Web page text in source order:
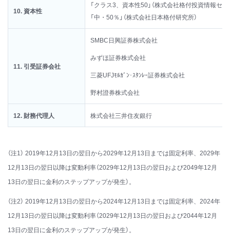
10. 資本性
「クラス3、資本性50」（株式会社格付投資情報セン
「中・50％」（株式会社日本格付研究所）
11. 引受証券会社
SMBC日興証券株式会社
みずほ証券株式会社
三菱UFJﾓﾙｶﾞﾝ･ｽﾀﾝﾚｰ証券株式会社
野村證券株式会社
12. 財務代理人 株式会社三井住友銀行
（注1） 2019年12月13日の翌日から2029年12月13日までは固定利率、2029年
12月13日の翌日以降は変動利率（2029年12月13日の翌日および2049年12月
13日の翌日に金利のステップアップが発生）。
（注2） 2019年12月13日の翌日から2024年12月13日までは固定利率、2024年
12月13日の翌日以降は変動利率（2029年12月13日の翌日および2044年12月
13日の翌日に金利のステップアップが発生）。